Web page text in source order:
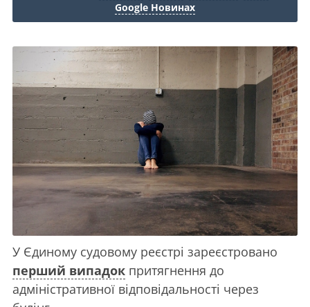
Google Новинах
У Єдиному судовому реєстрі зареєстровано
перший випадок притягнення до
адміністративної відповідальності через